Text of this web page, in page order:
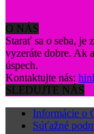
O NÁS
Starať sa o seba, je
vyzeráte dobre. Ak
úspech.
Kontaktujte nás:
SLEDUJTE NÁS
Informácie o
Súťažné